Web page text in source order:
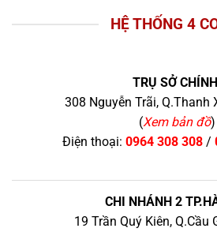
HỆ THỐNG 4
TRỤ SỞ
308 Nguyễn Trãi, Q.Thanh
(Xem bản đồ)
Điện thoại: 0964 308 308/
CHI NHÁNH 2
19 Trần Quý Kiên, Q.Cầu